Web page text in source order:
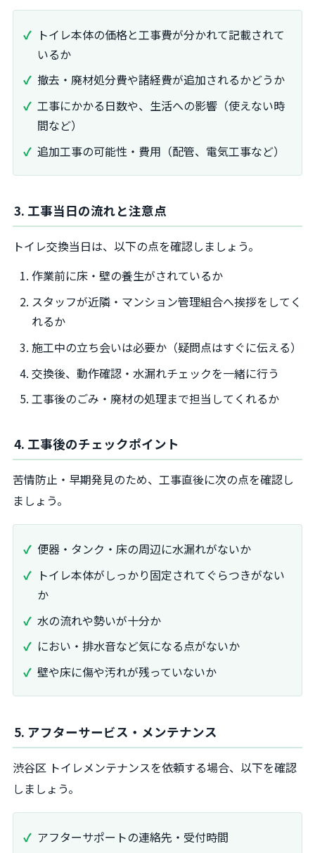
トイレ本体の価格と工事費が分かれて記載されて
いるか
撤去・廃材処分費や諸経費が追加されるかどうか
工事にかかる日数や、生活への影響（使えない時
間など）
追加工事の可能性・費用（配管、電気工事など）
3. 工事当日の流れと注意点
トイレ交換当日は、以下の点を確認しましょう。
作業前に床・壁の養生がされているか
スタッフが近隣・マンション管理組合へ挨拶をしてく
れるか
施工中の立ち会いは必要か（疑問点はすぐに伝える）
交換後、動作確認・水漏れチェックを一緒に行う
工事後のごみ・廃材の処理まで担当してくれるか
4. 工事後のチェックポイント
苦情防止・早期発見のため、工事直後に次の点を確認し
ましょう。
便器・タンク・床の周辺に水漏れがないか
トイレ本体がしっかり固定されてぐらつきがない
か
水の流れや勢いが十分か
におい・排水音など気になる点がないか
壁や床に傷や汚れが残っていないか
5. アフターサービス・メンテナンス
渋谷区 トイレメンテナンスを依頼する場合、以下を確認
しましょう。
アフターサポートの連絡先・受付時間